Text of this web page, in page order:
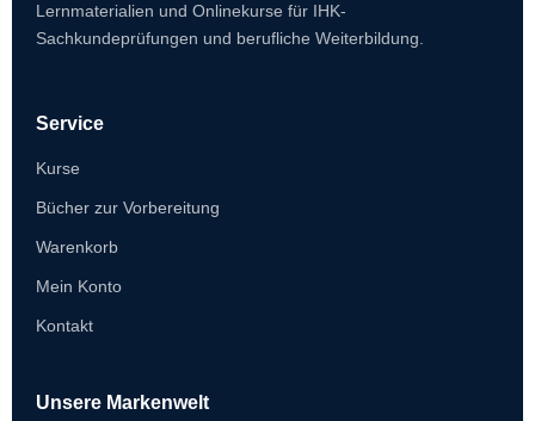
Lernmaterialien und Onlinekurse für IHK-
Sachkundeprüfungen und berufliche Weiterbildung.
Service
Kurse
Bücher zur Vorbereitung
Warenkorb
Mein Konto
Kontakt
Unsere Markenwelt